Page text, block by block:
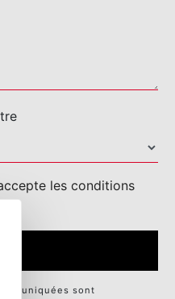
Masquer le
les conditions
sont